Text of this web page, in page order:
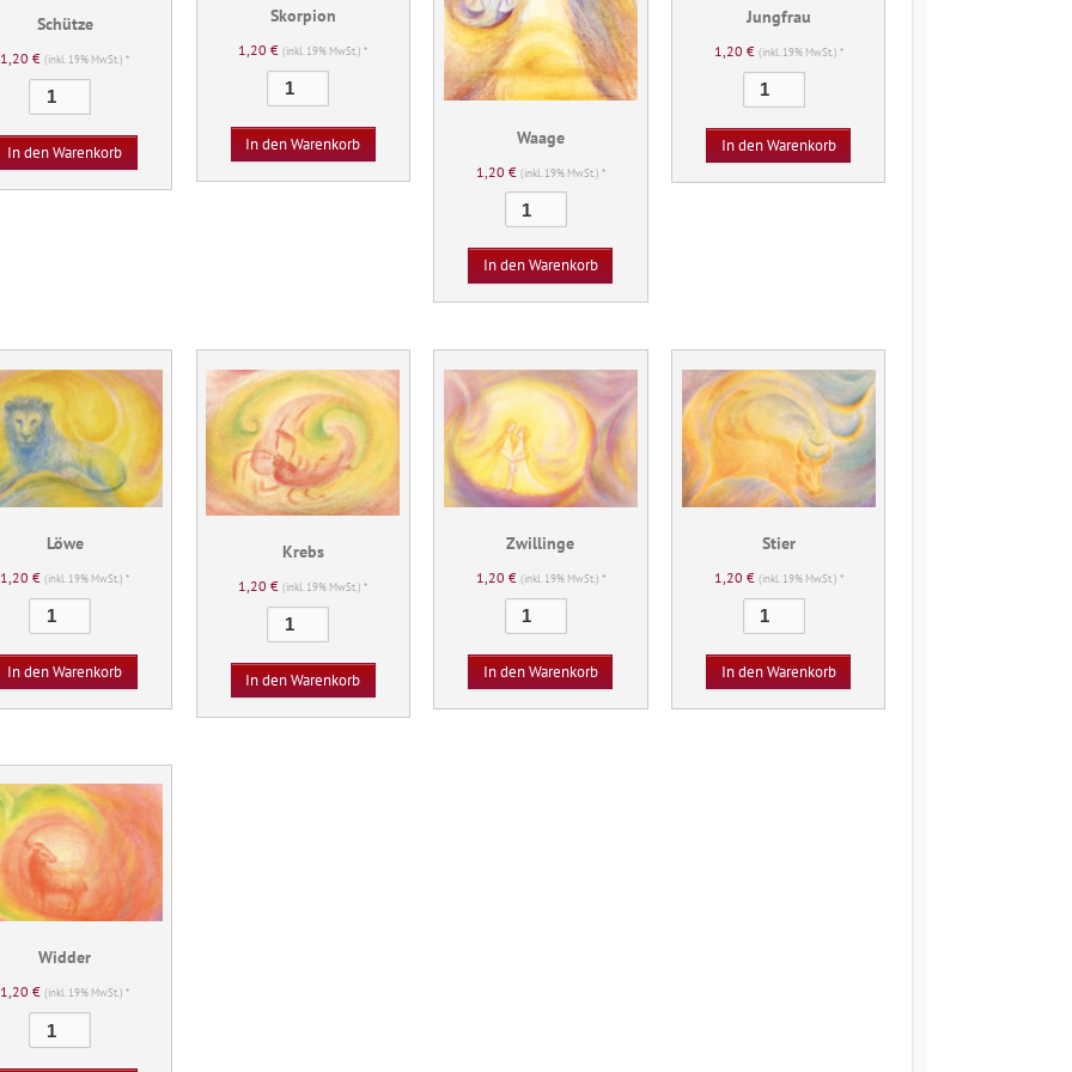
Schütze
1,20€ (inkl. 19% MwSt.) *
Menge
In den Warenkorb
Skorpion
1,20€ (inkl. 19% MwSt.) *
Menge
In den Warenkorb
Waage
1,20 € (inkl. 19% MwSt.) *
Menge
In den Warenkorb
Jungfrau
1,20 € (inkl. 19% MwSt.) *
Menge
In den Warenkorb
Löwe
1,20€ (inkl. 19% MwSt.) *
Menge
In den Warenkorb
Krebs
1,20€ (inkl. 19% MwSt.) *
Menge
In den Warenkorb
Zwillinge
1,20 € (inkl. 19% MwSt.) *
Menge
In den Warenkorb
Stier
1,20 € (inkl. 19% MwSt.) *
Menge
In den Warenkorb
Widder
1,20€ (inkl. 19% MwSt.) *
Menge